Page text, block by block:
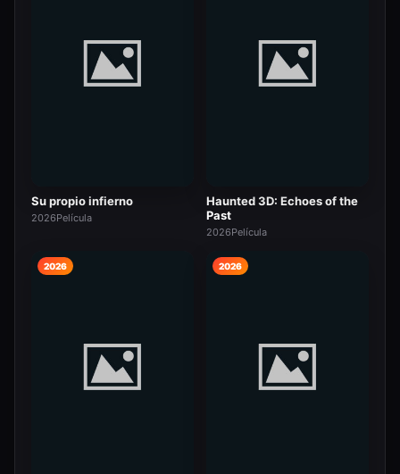
Su propio infierno
2026Película
Haunted 3D: Echoes of the
Past
2026Película
2026 2026